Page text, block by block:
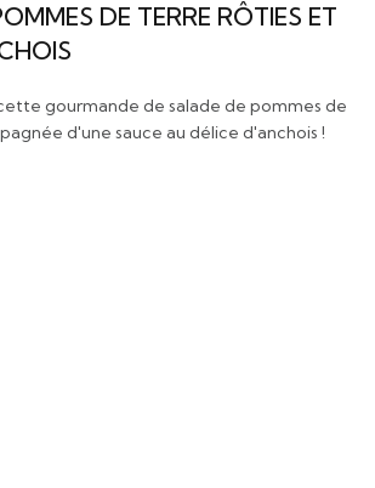
DE TERRE RÔTIES ET
gourmande de salade de pommes de
d'une sauce au délice d'anchois !